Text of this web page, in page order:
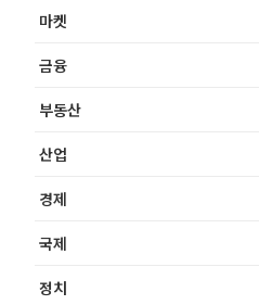
마켓
금융
부동산
산업
경제
국제
정치